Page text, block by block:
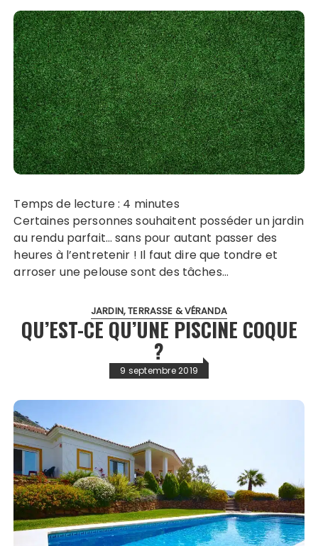
Temps de lecture : 4 minutes
Certaines personnes souhaitent posséder un jardin
au rendu parfait… sans pour autant passer des
heures à l’entretenir ! Il faut dire que tondre et
arroser une pelouse sont des tâches…
JARDIN, TERRASSE & VÉRANDA
QU’EST-CE QU’UNE PISCINE COQUE
?
9 septembre 2019